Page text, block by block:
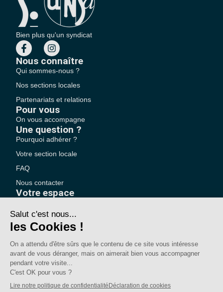
Bien plus qu'un syndicat
Nous connaître
Qui sommes-nous ?
Nos sections locales
Partenariats et relations
Pour vous
On vous accompagne
Une question ?
Pourquoi adhérer ?
Votre section locale
FAQ
Nous contacter
Votre espace
Adhérer au SE-UNSA